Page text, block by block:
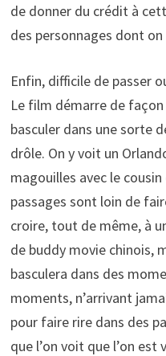
de donner du crédit à
des personnages dont on
Enfin, difficile de passer
Le film démarre de
basculer dans une sorte
drôle. On y voit un
magouilles avec le
passages sont loin de
croire, tout de même, à
de buddy movie chinois,
basculera dans des
moments, n’arrivant
pour faire rire dans des
que l’on voit que l’on est